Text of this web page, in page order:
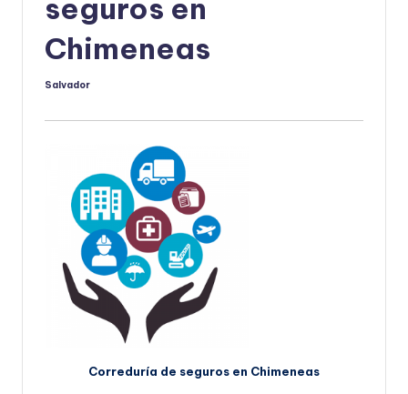
seguros en
Chimeneas
Publicado
Salvador
Correduría de seguros en Chimeneas